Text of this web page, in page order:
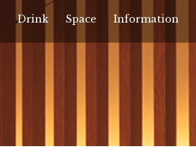
Drink Space Information